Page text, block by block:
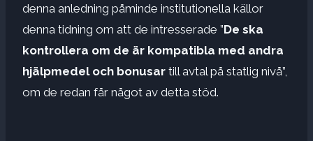
denna anledning påminde institutionella källor
denna tidning om att de intresserade ”De ska
kontrollera om de är kompatibla med andra
hjälpmedel och bonusar till avtal på statlig nivå”,
om de redan får något av detta stöd.